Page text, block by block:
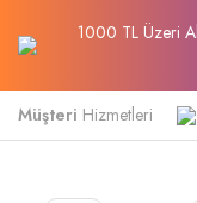
1000 TL Üzeri
Müşteri Hizmetleri